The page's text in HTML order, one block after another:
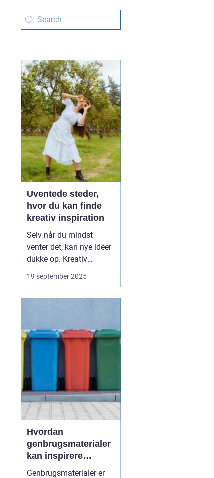
Uventede steder,
hvor du kan finde
kreativ inspiration
Selv når du mindst
venter det, kan nye idéer
dukke op. Kreativ
inspiration behøver ikke
komme fra klassiske
detaljer, steder du måske
overser, eller si...
19 september 2025
Hvordan
genbrugsmaterialer
kan inspirere
kreativitet
Genbrugsmaterialer er